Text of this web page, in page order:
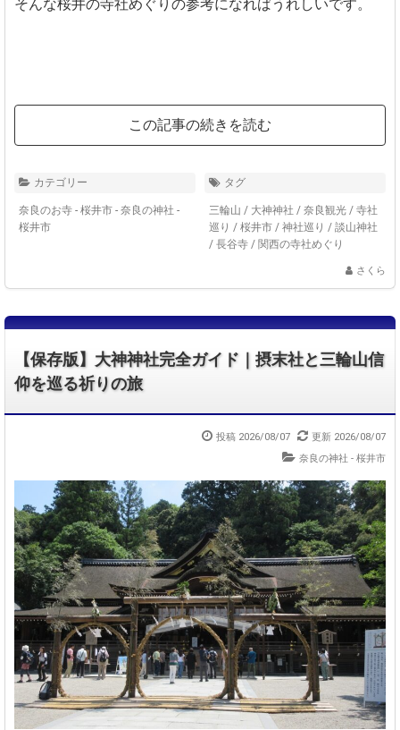
そんな桜井の寺社めぐりの参考になればうれしいです。
この記事の続きを読む
カテゴリー
奈良のお寺 - 桜井市 - 奈良の神社 -
桜井市
タグ
三輪山 / 大神神社 / 奈良観光 / 寺社
巡り / 桜井市 / 神社巡り / 談山神社
/ 長谷寺 / 関西の寺社めぐり
さくら
【保存版】大神神社完全ガイド｜摂末社と三輪山信
仰を巡る祈りの旅
投稿 2026/08/07
更新 2026/08/07
奈良の神社 - 桜井市